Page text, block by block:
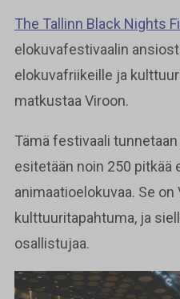
The Tallinn Black Nights
elokuvafestivaalin
elokuvafriikeille ja
matkustaa Viroon.
Tämä festivaali tunnetaan
esitetään noin 250 pitkää
animaatioelokuvaa. Se
kulttuuritapahtuma, ja
osallistujaa.